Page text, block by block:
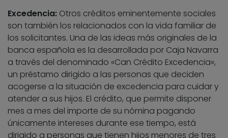
Excedencia: Otros créditos eminentemente sociales
son también los relacionados con la vida familiar de
los solicitantes. Una de las ideas más originales de la
banca española es la desarrollada por Caja Navarra
a través del denominado «Can Crédito Excedencia»,
un préstamo dirigido a las personas que deciden
acogerse a la situación de excedencia para cuidar y
atender a sus hijos. El crédito, que permite disponer
mes a mes del importe de su nómina pagando
únicamente intereses durante ese tiempo, está
dirigido a personas que tienen hijos menores de tres